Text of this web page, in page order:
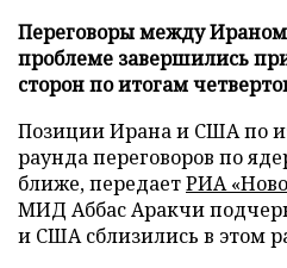
Переговоры между
проблеме завершились
сторон по итогам
Позиции Ирана и США по
раунда переговоров по
ближе, передаетРИА
МИД Аббас Аракчи
и США сблизились в этом